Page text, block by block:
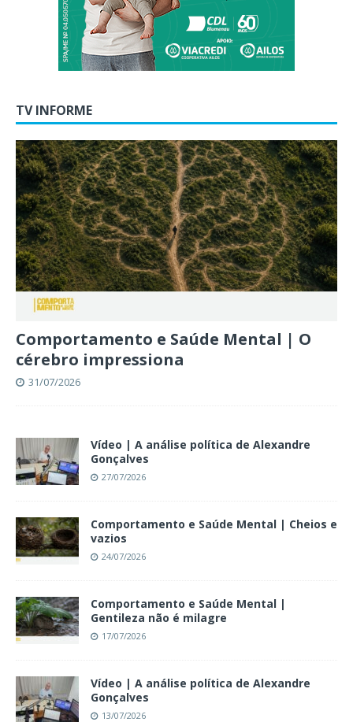
TV INFORME
Comportamento e Saúde Mental | O
cérebro impressiona
31/07/2026
Vídeo | A análise política de Alexandre
Gonçalves
27/07/2026
Comportamento e Saúde Mental | Cheios e
vazios
24/07/2026
Comportamento e Saúde Mental |
Gentileza não é milagre
17/07/2026
Vídeo | A análise política de Alexandre
Gonçalves
13/07/2026